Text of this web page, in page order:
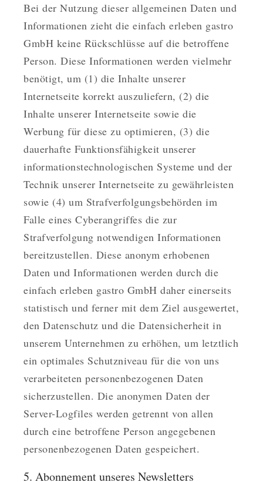
Bei der Nutzung dieser allgemeinen Daten und
Informationen zieht die einfach erleben gastro
GmbH keine Rückschlüsse auf die betroffene
Person. Diese Informationen werden vielmehr
benötigt, um (1) die Inhalte unserer
Internetseite korrekt auszuliefern, (2) die
Inhalte unserer Internetseite sowie die
Werbung für diese zu optimieren, (3) die
dauerhafte Funktionsfähigkeit unserer
informationstechnologischen Systeme und der
Technik unserer Internetseite zu gewährleisten
sowie (4) um Strafverfolgungsbehörden im
Falle eines Cyberangriffes die zur
Strafverfolgung notwendigen Informationen
bereitzustellen. Diese anonym erhobenen
Daten und Informationen werden durch die
einfach erleben gastro GmbH daher einerseits
statistisch und ferner mit dem Ziel ausgewertet,
den Datenschutz und die Datensicherheit in
unserem Unternehmen zu erhöhen, um letztlich
ein optimales Schutzniveau für die von uns
verarbeiteten personenbezogenen Daten
sicherzustellen. Die anonymen Daten der
Server-Logfiles werden getrennt von allen
durch eine betroffene Person angegebenen
personenbezogenen Daten gespeichert.
5. Abonnement unseres Newsletters